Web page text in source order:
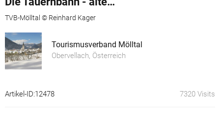
TVB-Mölltal © Reinhard Kager
Tourismusverband Mölltal
Obervellach, Österreich
Artikel-ID:12478 7320 Visits